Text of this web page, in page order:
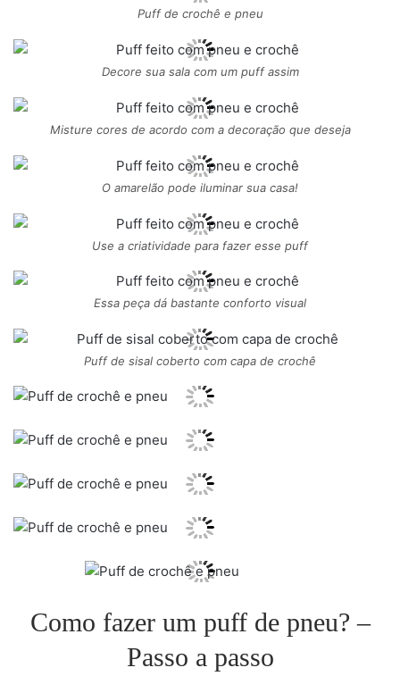
Puff de crochê e pneu
Decore sua sala com um puff assim
Misture cores de acordo com a decoração que deseja
O amarelão pode iluminar sua casa!
Use a criatividade para fazer esse puff
Essa peça dá bastante conforto visual
Puff de sisal coberto com capa de crochê
Como fazer um puff de pneu? –
Passo a passo